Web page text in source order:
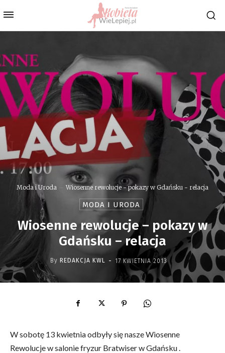
Moda i Uroda Wiosenne rewolucje - pokazy w Gdańsku - relacja
MODA I URODA
Wiosenne rewolucje – pokazy w
Gdańsku – relacja
By REDAKCJA KWL - 17 KWIETNIA 2013
W sobotę 13 kwietnia odbyły się nasze Wiosenne
Rewolucje w salonie fryzur Bratwiser w Gdańsku .